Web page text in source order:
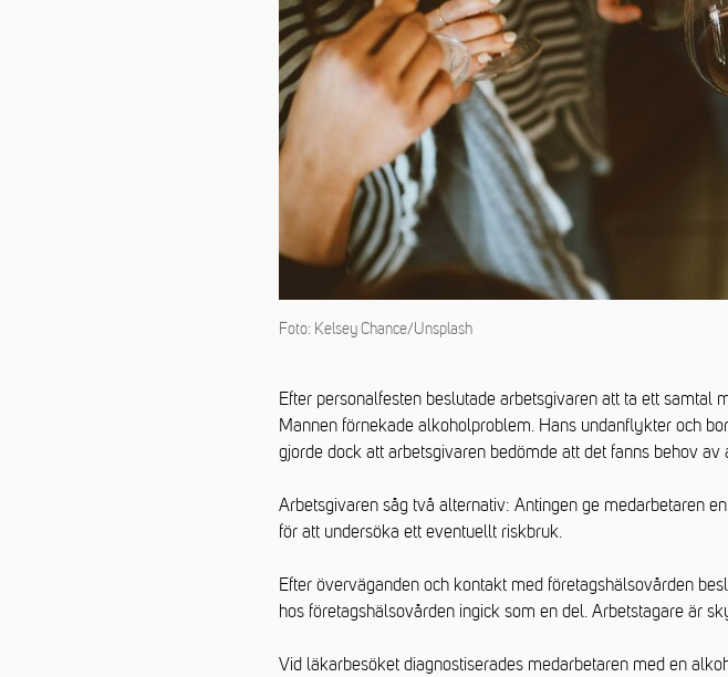
Foto: Kelsey Chance/Unsplash
Efter personalfesten beslutade arbetsgivaren att ta ett
Mannen förnekade alkoholproblem. Hans undanflykter och
gjorde dock att arbetsgivaren bedömde att det fanns behov av
Arbetsgivaren såg två alternativ: Antingen ge medarbetaren
för att undersöka ett eventuellt riskbruk.
Efter överväganden och kontakt med företagshälsovården
hos företagshälsovården ingick som en del. Arbetstagare är
Vid läkarbesöket diagnostiserades medarbetaren med en